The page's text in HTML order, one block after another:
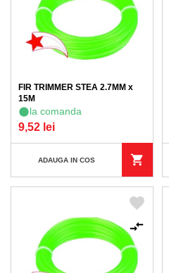
FIR TRIMMER STEA 2.7MM x
15M
la comanda
9,52 lei
ADAUGA IN COS